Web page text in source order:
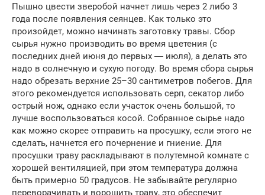
Пышно цвести зверобой начнет лишь через 2 либо 3
года после появления сеянцев. Как только это
произойдет, можно начинать заготовку травы. Сбор
сырья нужно производить во время цветения (с
последних дней июня до первых ― июля), а делать это
надо в солнечную и сухую погоду. Во время сбора сырья
надо обрезать верхние 25–30 сантиметров побегов. Для
этого рекомендуется использовать серп, секатор либо
острый нож, однако если участок очень большой, то
лучше воспользоваться косой. Собранное сырье надо
как можно скорее отправить на просушку, если этого не
сделать, начнется его почернение и гниение. Для
просушки траву раскладывают в полутемной комнате с
хорошей вентиляцией, при этом температура должна
быть примерно 50 градусов. Не забывайте регулярно
переворачивать и ворошить траву, это обеспечит